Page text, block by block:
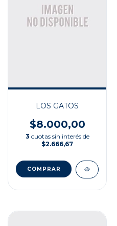
LOS GATOS
$8.000,00
3 cuotas sin interés de
$2.666,67